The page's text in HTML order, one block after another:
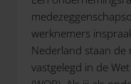
werknemers
Nederland staan de
vastgelegd in de